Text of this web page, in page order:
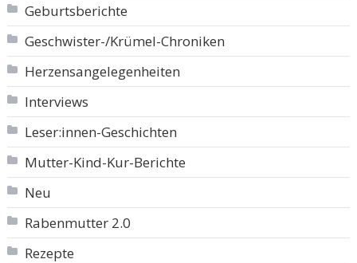
Geburtsberichte
Geschwister-/Krümel-Chroniken
Herzensangelegenheiten
Interviews
Leser:innen-Geschichten
Mutter-Kind-Kur-Berichte
Neu
Rabenmutter 2.0
Rezepte